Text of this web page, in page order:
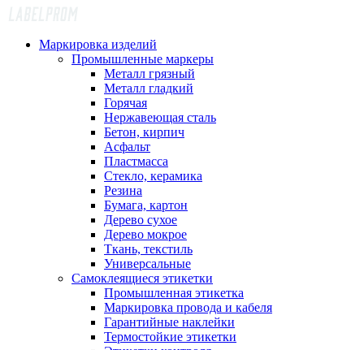
Маркировка изделий
Промышленные маркеры
Металл грязный
Металл гладкий
Горячая
Нержавеющая сталь
Бетон, кирпич
Асфальт
Пластмасса
Стекло, керамика
Резина
Бумага, картон
Дерево сухое
Дерево мокрое
Ткань, текстиль
Универсальные
Самоклеящиеся этикетки
Промышленная этикетка
Маркировка провода и кабеля
Гарантийные наклейки
Термостойкие этикетки